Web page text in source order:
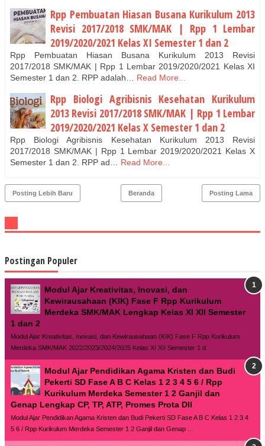
Rpp Pembuatan Hiasan Busana Kurikulum 2013
Revisi 2017/2018 SMK/MAK | Rpp 1 Lembar
2019/2020/2021 Kelas XI Semester 1 dan 2
Rpp Pembuatan Hiasan Busana Kurikulum 2013 Revisi
2017/2018 SMK/MAK | Rpp 1 Lembar 2019/2020/2021 Kelas XI
Semester 1 dan 2. RPP adalah…
Read More...
Rpp Biologi Agribisnis Kesehatan Kurikulum
2013 Revisi 2017/2018 SMK/MAK | Rpp 1 Lembar
2019/2020/2021 Kelas X Semester 1 dan 2
Rpp Biologi Agribisnis Kesehatan Kurikulum 2013 Revisi
2017/2018 SMK/MAK | Rpp 1 Lembar 2019/2020/2021 Kelas X
Semester 1 dan 2. RPP ad…
Read More...
Posting Lebih Baru Posting Lama
Beranda
Postingan Populer
Modul Ajar Kreativitas, Inovasi, dan
Kewirausahaan (KIK) Fase F Rpp Kurikulum
Merdeka SMK/MAK Lengkap Kelas XI XII Semester
1 dan 2
Modul Ajar Kreativitas, Inovasi, dan Kewirausahaan (KIK) Fase F Rpp Kurikulum
Merdeka SMK/MAK 2022/2023/2024/2025 Kelas XI XII Semester 1 d...
Modul Ajar Pendidikan Agama Kristen dan Budi
Pekerti SD Fase A B C Kelas 1 2 3 4 5 6 / Rpp
Kurikulum Merdeka Semester 1 2 Ganjil dan
Genap Lengkap CP, TP, ATP, Promes Prota Dll
Modul Ajar Pendidikan Agama Kristen dan Budi Pekerti SD Fase A B C Kelas 1 2 3 4
5 6 / Rpp Kurikulum Merdeka Semester 1 2 Ganjil dan Genap ...